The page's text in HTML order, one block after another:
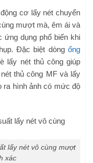
cơ lấy nét chuyển
mượt mà, êm ái và
dụng phổ biến khi
Đặc biệt dòng ống
lấy nét thủ công giúp
thủ công MF và lấy
ra hình ảnh có mức độ
lấy nét vô cùng mượt
xác